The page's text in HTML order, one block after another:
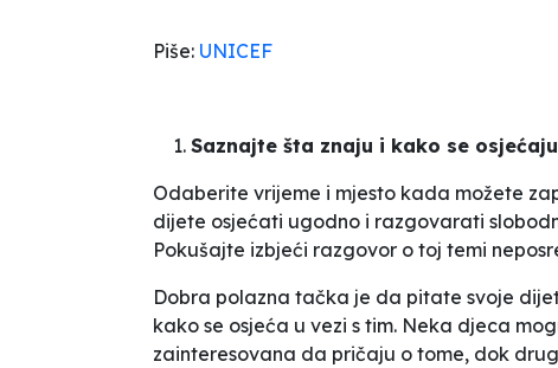
Piše: UNICEF
Saznajte šta znaju i kako se osjećaju
Odaberite vrijeme i mjesto kada možete
dijete osjećati ugodno i razgovarati
Pokušajte izbjeći razgovor o toj temi
Dobra polazna tačka je da pitate svoje
kako se osjeća u vezi s tim. Neka djeca
zainteresovana da pričaju o tome, dok